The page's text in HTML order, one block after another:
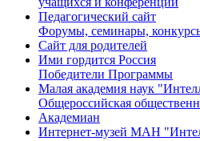
Педагогический сайт
Форумы, семинары,
Сайт для родителей
Ими гордится Россия
Победители Программы
Малая академия наук
Общероссийская
Академиан
Интернет-музей МАН